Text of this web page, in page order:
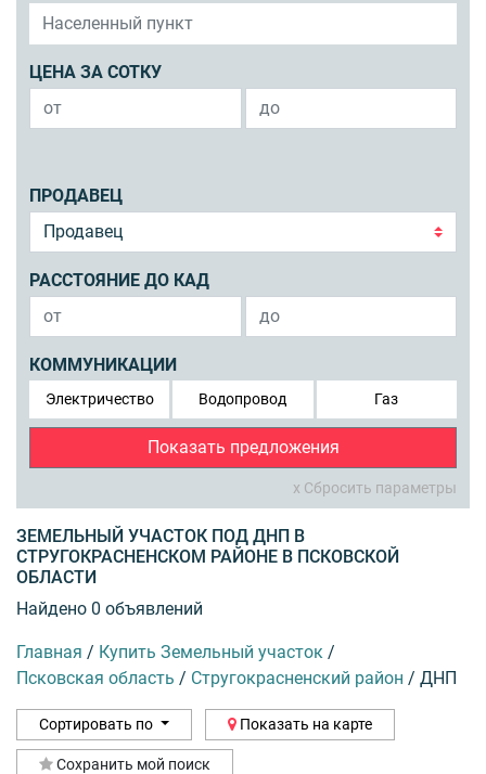
ЦЕНА ЗА СОТКУ
ПРОДАВЕЦ
РАССТОЯНИЕ ДО КАД
КОММУНИКАЦИИ
Электричество Водопровод Газ
Показать предложения
x Сбросить параметры
ЗЕМЕЛЬНЫЙ УЧАСТОК ПОД ДНП В
СТРУГОКРАСНЕНСКОМ РАЙОНЕ В ПСКОВСКОЙ
ОБЛАСТИ
Найдено 0 объявлений
Главная / Купить Земельный участок /
Псковская область / Стругокрасненский район / ДНП
Сортировать по Показать на карте
Сохранить мой поиск